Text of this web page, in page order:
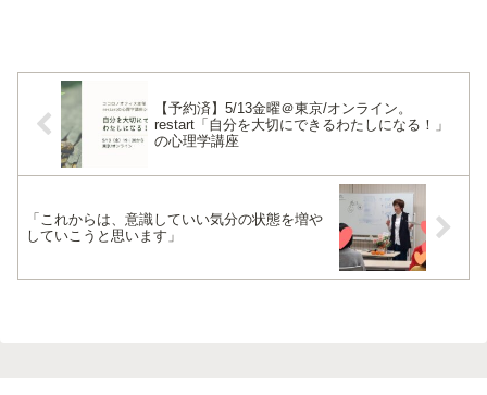
【予約済】5/13金曜＠東京/オンライン。
restart「自分を大切にできるわたしになる！」
の心理学講座
「これからは、意識していい気分の状態を増や
していこうと思います」